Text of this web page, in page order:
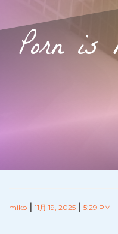
Porn is
miko | 11月 19, 2025 | 5:29 PM